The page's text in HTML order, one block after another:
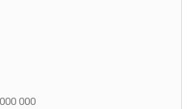
000